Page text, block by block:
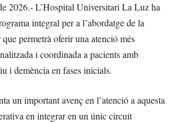
2026.- L’Hospital Universitari La Luz ha
integral per a l’abordatge de la
permetrà oferir una atenció més
i coordinada a pacients amb
i demència en fases inicials.
un important avenç en l’atenció a aquesta
en integrar en un únic circuit